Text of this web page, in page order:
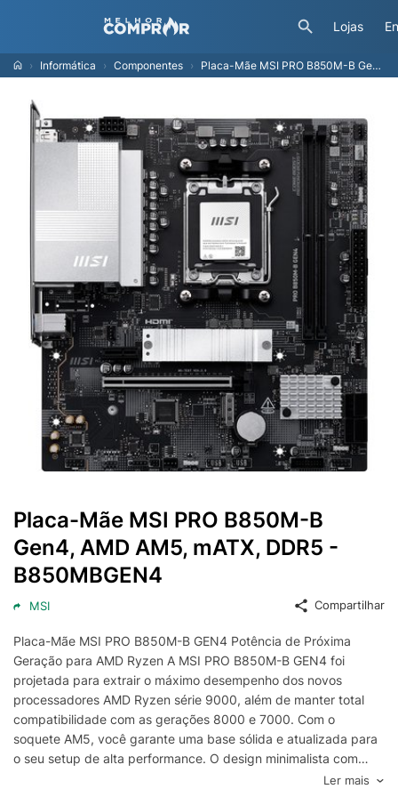
Lojas
Informática Componentes Placa-Mãe MSI PRO B850M-B Gen4, AMD AM5, mATX, DDR5 - B850MBGEN4
Placa-Mãe MSI PRO B850M-B
Gen4, AMD AM5, mATX, DDR5 -
B850MBGEN4
MSI Compartilhar
Placa-Mãe MSI PRO B850M-B GEN4 Potência de Próxima
Geração para AMD Ryzen A MSI PRO B850M-B GEN4 foi
projetada para extrair o máximo desempenho dos novos
processadores AMD Ryzen série 9000, além de manter total
compatibilidade com as gerações 8000 e 7000. Com o
soquete AM5, você garante uma base sólida e atualizada para
o seu setup de alta performance. O design minimalista com
acabamento em prata traz uma estética refinada, permitindo
Ler mais